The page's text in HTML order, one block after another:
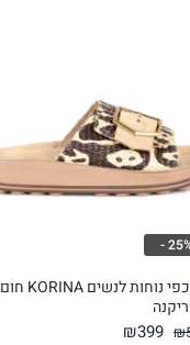
כפכפי נוחות לנשים KORINA חום
₪ המחיר
₪399 המחיר